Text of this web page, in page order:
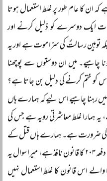
ان کا عام طور پر غلط استعمال ہوتا
ایک دوسرے کو ذلیل کرنے اور
توہین رسالتؐ کی سزا موت ہے اور یہ
میں ان دوستوں سے پوچھنا
اس کو ختم کرنے کی دلیل بن جاتا ہے؟
نہیں رہنا چاہیے اس لیے کہ ہمارے ہاں
یہ ہمارا غلط معاشرتی رویہ ہے جس کی
کی ضرورت ہے۔ ہمارے ہاں قتل کے
جرم کی سزا بھی موت ہے اور اس کے لیے دفعہ ۲۰۳ کا قانون نافذ ہے، میرا سوال یہ
اس قانون کا غلط استعمال نہیں